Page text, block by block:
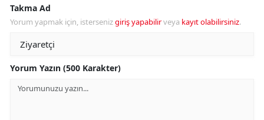
Takma Ad
Yorum yapmak için, istersenizgiriş yapabilirveya kayıt olabilirsiniz.
Yorum Yazın (500 Karakter)